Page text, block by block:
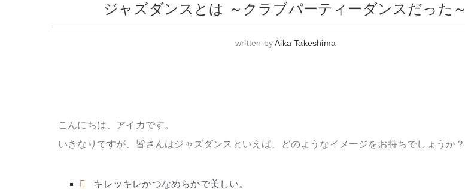
ジャズダンスとは ～クラブパーティーダンスだった～
written byAika Takeshima
こんにちは、アイカです。
いきなりですが、皆さんはジャズダンスといえば、どのようなイメージをお持ちでしょうか？
キレッキレかつなめらかで美しい。